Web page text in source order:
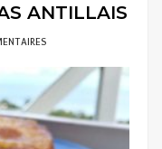
ANTILLAIS